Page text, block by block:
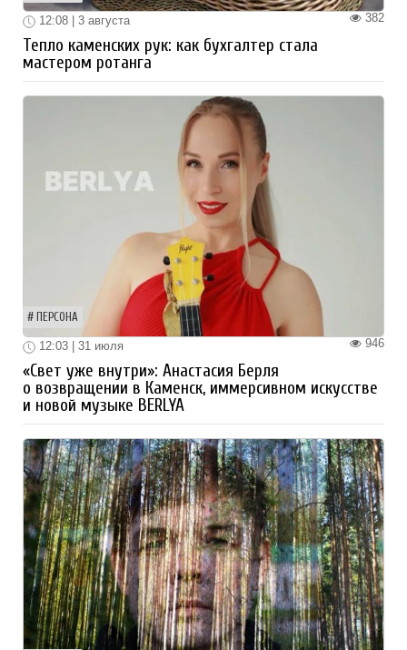
382
12:08 | 3 августа
Тепло каменских рук: как бухгалтер стала
мастером ротанга
ПЕРСОНА
946
12:03 | 31 июля
«Свет уже внутри»: Анастасия Берля
о возвращении в Каменск, иммерсивном искусстве
и новой музыке BERLYA